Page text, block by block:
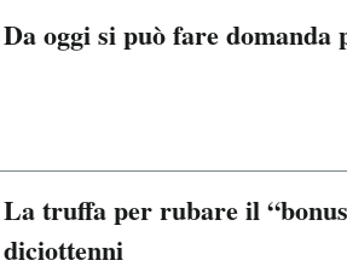
Da oggi si può fare domanda
La truffa per rubare il
diciottenni